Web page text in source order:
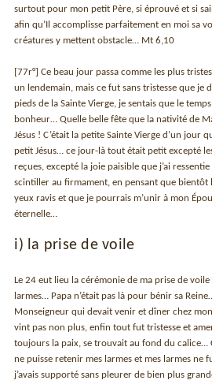
surtout pour mon petit Père, si éprouvé et si
afin qu’Il accomplisse parfaitement en moi sa
créatures y mettent obstacle… Mt 6,10
[77r°] Ce beau jour passa comme les plus
un lendemain, mais ce fut sans tristesse que je
pieds de la Sainte Vierge, je sentais que le
bonheur… Quelle belle fête que la nativité de
Jésus ! C’était la petite Sainte Vierge d’un jour
petit Jésus… ce jour-là tout était petit excepté
reçues, excepté la joie paisible que j’ai
scintiller au firmament, en pensant que bientôt
yeux ravis et que je pourrais m’unir à mon
éternelle…
i) la prise de voile
Le 24 eut lieu la cérémonie de ma prise de
larmes… Papa n’était pas là pour bénir sa
Monseigneur qui devait venir et dîner chez
vint pas non plus, enfin tout fut tristesse et
toujours la paix, se trouvait au fond du calice…
ne puisse retenir mes larmes et mes larmes ne
j’avais supporté sans pleurer de bien plus